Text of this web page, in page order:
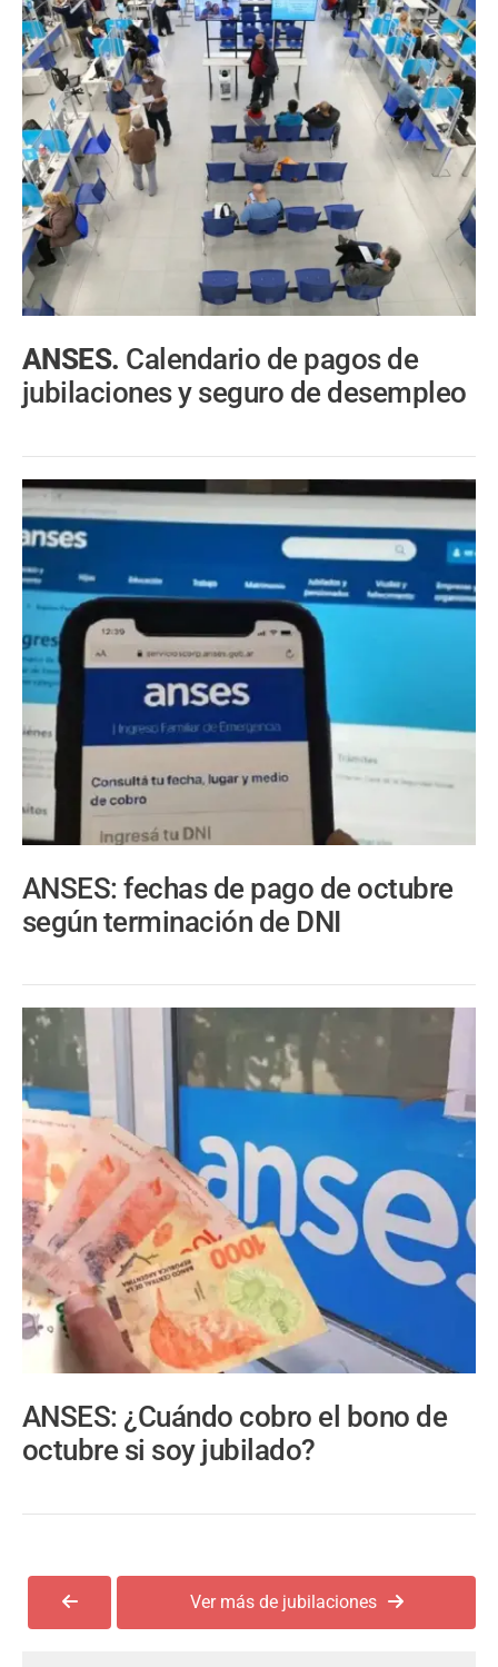
ANSES. Calendario de pagos de
jubilaciones y seguro de desempleo
ANSES: fechas de pago de octubre
según terminación de DNI
ANSES: ¿Cuándo cobro el bono de
octubre si soy jubilado?
Ver más de jubilaciones